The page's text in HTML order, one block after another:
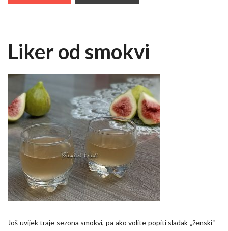
Liker od smokvi
Još uvijek traje sezona smokvi, pa ako volite popiti sladak „ženski“